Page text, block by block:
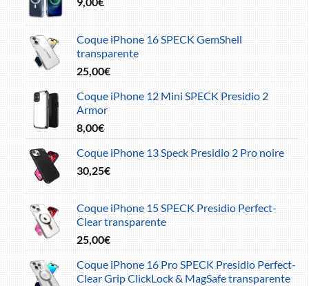
20,00€.7,00€.
Coque iPhone 16 SPECK GemShell
transparente
25,00€
Coque iPhone 12 Mini SPECK Presidio 2
Armor
8,00€
Coque iPhone 13 Speck Presidio 2 Pro noire
30,25€
Coque iPhone 15 SPECK Presidio Perfect-
Clear transparente
25,00€
Coque iPhone 16 Pro SPECK Presidio Perfect-
Clear Grip ClickLock & MagSafe transparente